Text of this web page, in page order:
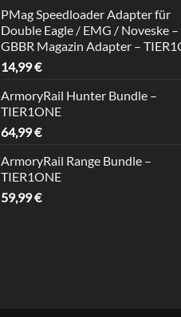
von 5
war:
39,99 €
ist:
34,99 €.
PMag Speedloader Adapter für
Double Eagle / EMG / Noveske –
GBBR Magazin Adapter –
14,99€
ArmoryRail Hunter Bundle –
TIER1ONE
64,99€
ArmoryRail Range Bundle –
TIER1ONE
59,99€